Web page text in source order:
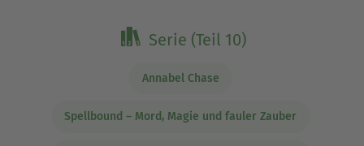
Serie (Teil 10)
Annabel Chase
Spellbound – Mord, Magie und fauler Zauber